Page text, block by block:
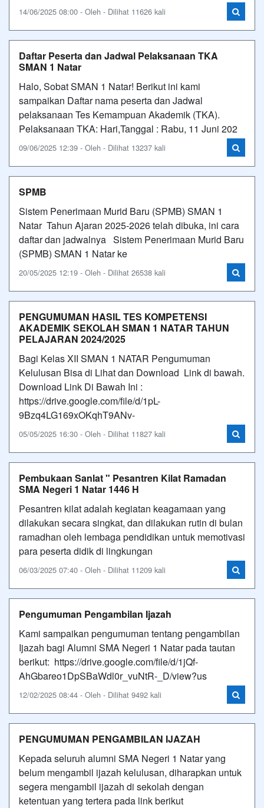
14/06/2025 08:00 - Oleh - Dilihat 11626 kali
Daftar Peserta dan Jadwal Pelaksanaan TKA
SMAN 1 Natar
Halo, Sobat SMAN 1 Natar! Berikut ini kami
sampaikan Daftar nama peserta dan Jadwal
pelaksanaan Tes Kemampuan Akademik (TKA).
Pelaksanaan TKA: Hari,Tanggal : Rabu, 11 Juni 202
09/06/2025 12:39 - Oleh - Dilihat 13237 kali
SPMB
Sistem Penerimaan Murid Baru (SPMB) SMAN 1
Natar Tahun Ajaran 2025-2026 telah dibuka, ini cara
daftar dan jadwalnya Sistem Penerimaan Murid Baru
(SPMB) SMAN 1 Natar ke
20/05/2025 12:19 - Oleh - Dilihat 26538 kali
PENGUMUMAN HASIL TES KOMPETENSI
AKADEMIK SEKOLAH SMAN 1 NATAR TAHUN
PELAJARAN 2024/2025
Bagi Kelas XII SMAN 1 NATAR Pengumuman
Kelulusan Bisa di Lihat dan Download Link di bawah.
Download Link Di Bawah Ini :
https://drive.google.com/file/d/1pL-
9Bzq4LG169xOKqhT9ANv-
05/05/2025 16:30 - Oleh - Dilihat 11827 kali
Pembukaan Sanlat " Pesantren Kilat Ramadan
SMA Negeri 1 Natar 1446 H
Pesantren kilat adalah kegiatan keagamaan yang
dilakukan secara singkat, dan dilakukan rutin di bulan
ramadhan oleh lembaga pendidikan untuk memotivasi
para peserta didik di lingkungan
06/03/2025 07:40 - Oleh - Dilihat 11209 kali
Pengumuman Pengambilan Ijazah
Kami sampaikan pengumuman tentang pengambilan
Ijazah bagi Alumni SMA Negeri 1 Natar pada tautan
berikut: https://drive.google.com/file/d/1jQf-
AhGbareo1DpSBaWdl0r_vuNtR-_D/view?us
12/02/2025 08:44 - Oleh - Dilihat 9492 kali
PENGUMUMAN PENGAMBILAN IJAZAH
Kepada seluruh alumni SMA Negeri 1 Natar yang
belum mengambil ijazah kelulusan, diharapkan untuk
segera mengambil ijazah di sekolah dengan
ketentuan yang tertera pada link berikut